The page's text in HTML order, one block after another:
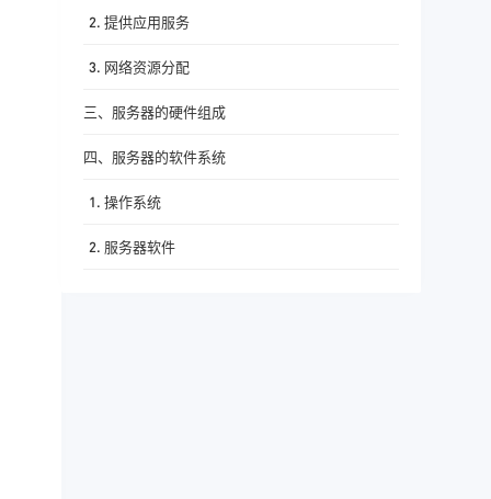
2. 提供应用服务
3. 网络资源分配
三、服务器的硬件组成
四、服务器的软件系统
1. 操作系统
2. 服务器软件